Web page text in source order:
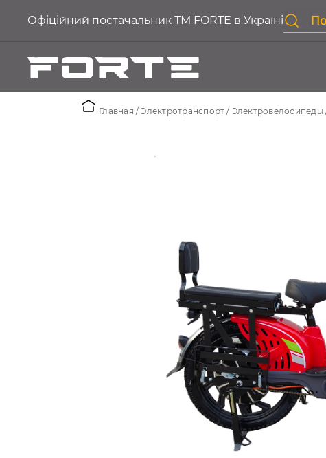
Офіційний постачальник ТМ FORTE в Україні
Главная Электротранспорт Электровелосипеды